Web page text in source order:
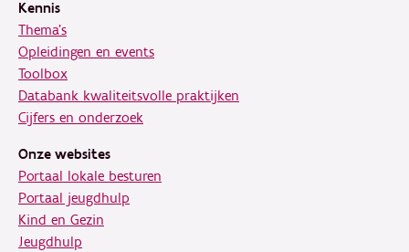
Kennis
Thema's
Opleidingen en events
Toolbox
Databank kwaliteitsvolle praktijken
Cijfers en onderzoek
Onze websites
Portaal lokale besturen
Portaal jeugdhulp
Kind en Gezin
Jeugdhulp